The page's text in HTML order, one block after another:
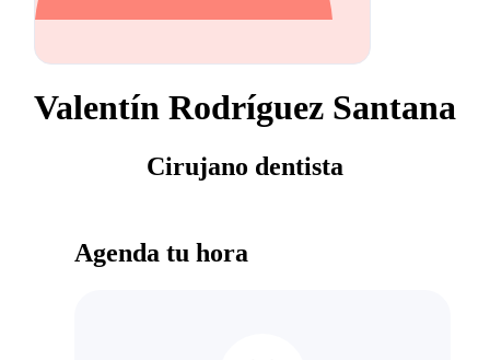
Valentín Rodríguez Santana
Cirujano dentista
Agenda tu hora